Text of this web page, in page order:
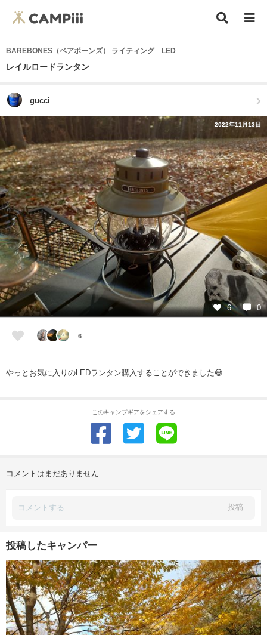
BAREBONES（ベアボーンズ） ライティング LED
レイルロードランタン
gucci
2022年11月13日
6 0
6
やっとお気に入りのLEDランタン購入することができました😄
このキャンプギアをシェアする
コメントはまだありません
投稿
投稿したキャンパー